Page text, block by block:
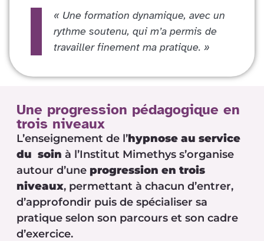
« Une formation dynamique, avec un
rythme soutenu, qui m’a permis de
travailler finement ma pratique. »
Une progression pédagogique en
trois niveaux
L’enseignement de l’hypnose au service
du soin à l’Institut Mimethys s’organise
autour d’une progression en trois
niveaux, permettant à chacun d’entrer,
d’approfondir puis de spécialiser sa
pratique selon son parcours et son cadre
d’exercice.